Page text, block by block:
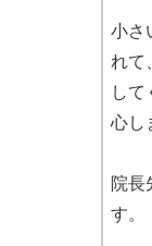
小さ
れて
して
心し
院長
す。